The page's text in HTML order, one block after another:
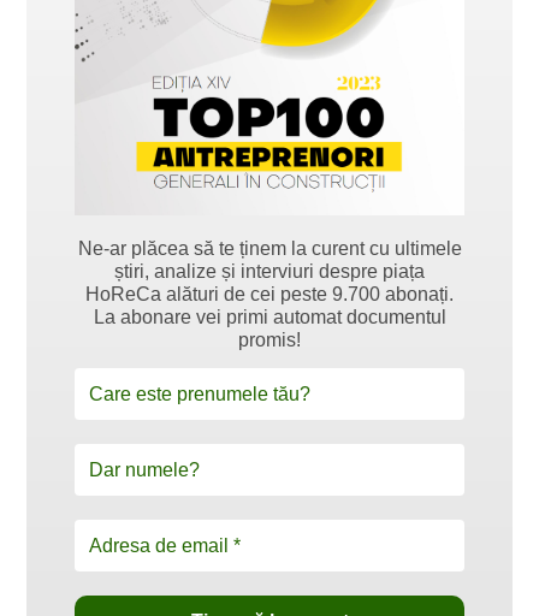
Ne-ar plăcea să te ținem la curent cu ultimele
știri, analize și interviuri despre piața
HoReCa alături de cei peste 9.700 abonați.
La abonare vei primi automat documentul
promis!